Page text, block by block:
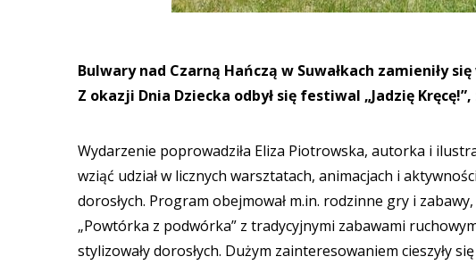
Bulwary nad Czarną Hańczą w Suwałkach zamieniły
Z okazji Dnia Dziecka odbył się festiwal „Jadzię
Wydarzenie poprowadziła Eliza Piotrowska, autorka i
wziąć udział w licznych warsztatach, animacjach i
dorosłych. Program obejmował m.in. rodzinne gry i
„Powtórka z podwórka” z tradycyjnymi zabawami
stylizowały dorosłych. Dużym zainteresowaniem cieszyły